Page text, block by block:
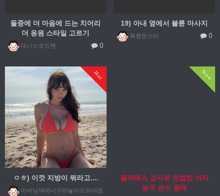
둘중에 더 마음에 드는 치어리
더 응원 스타일 고르기
데니스로드맨 0
19) 아내 옆에서 불륜 마사지
폭행몬스터 0
Hot
ㅇㅎ) 이깟 지방이 뭐라고....
아버님댁에너구리놓아드려야겠
Now
필라테스 강사로 전업한 여자
농구 선수 몸매